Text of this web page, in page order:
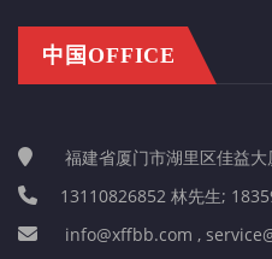
中国OFFICE
福建省厦门市湖里区佳益
13110826852 林先生;
info@xffbb.com ,